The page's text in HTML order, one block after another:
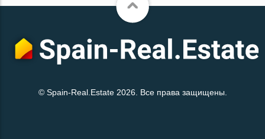
© Spain-Real.Estate 2026. Все права защищены.